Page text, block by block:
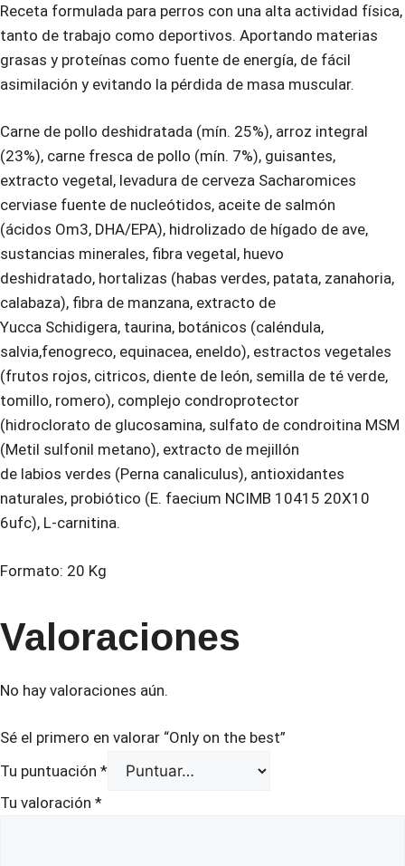
Receta formulada para perros con una alta actividad física,
tanto de trabajo como deportivos. Aportando materias
grasas y proteínas como fuente de energía, de fácil
asimilación y evitando la pérdida de masa muscular.
Carne de pollo deshidratada (mín. 25%), arroz integral
(23%), carne fresca de pollo (mín. 7%), guisantes,
extracto vegetal, levadura de cerveza Sacharomices
cerviase fuente de nucleótidos, aceite de salmón
(ácidos Om3, DHA/EPA), hidrolizado de hígado de ave,
sustancias minerales, fibra vegetal, huevo
deshidratado, hortalizas (habas verdes, patata, zanahoria,
calabaza), fibra de manzana, extracto de
Yucca Schidigera, taurina, botánicos (caléndula,
salvia,fenogreco, equinacea, eneldo), estractos vegetales
(frutos rojos, citricos, diente de león, semilla de té verde,
tomillo, romero), complejo condroprotector
(hidroclorato de glucosamina, sulfato de condroitina MSM
(Metil sulfonil metano), extracto de mejillón
de labios verdes (Perna canaliculus), antioxidantes
naturales, probiótico (E. faecium NCIMB 10415 20X10
6ufc), L-carnitina.
Formato: 20 Kg
Valoraciones
No hay valoraciones aún.
Sé el primero en valorar “Only on the best”
Tu puntuación *
Tu valoración *